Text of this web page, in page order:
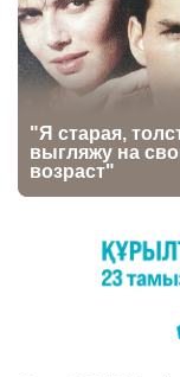
5
⚠️ Доброе
главных
2772
6
🗣Глава
2757
🇫🇷 Клуб